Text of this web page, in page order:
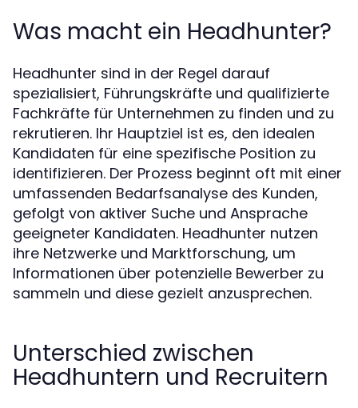
Was macht ein Headhunter?
Headhunter sind in der Regel darauf
spezialisiert, Führungskräfte und qualifizierte
Fachkräfte für Unternehmen zu finden und zu
rekrutieren. Ihr Hauptziel ist es, den idealen
Kandidaten für eine spezifische Position zu
identifizieren. Der Prozess beginnt oft mit einer
umfassenden Bedarfsanalyse des Kunden,
gefolgt von aktiver Suche und Ansprache
geeigneter Kandidaten. Headhunter nutzen
ihre Netzwerke und Marktforschung, um
Informationen über potenzielle Bewerber zu
sammeln und diese gezielt anzusprechen.
Unterschied zwischen
Headhuntern und Recruitern